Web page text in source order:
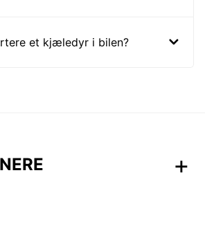
et kjæledyr i bilen?